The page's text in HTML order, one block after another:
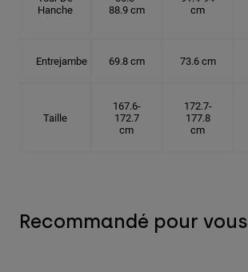
Hanche
88.9 cm
cm
Entrejambe 69.8 cm 73.6 cm
Taille
167.6-
172.7
cm
172.7-
177.8
cm
Recommandé pour vous